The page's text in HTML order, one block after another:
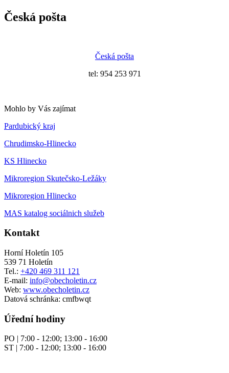
Česká pošta
Česká pošta
tel: 954 253 971
Mohlo by Vás zajímat
Pardubický kraj
Chrudimsko-Hlinecko
KS Hlinecko
Mikroregion Skutečsko-Ležáky
Mikroregion Hlinecko
MAS katalog sociálnich služeb
Kontakt
Horní Holetín 105
539 71 Holetín
Tel.: +420 469 311 121
E-mail: info@obecholetin.cz
Web: www.obecholetin.cz
Datová schránka: cmfbwqt
Úřední hodiny
PO | 7:00 - 12:00; 13:00 - 16:00
ST | 7:00 - 12:00; 13:00 - 16:00